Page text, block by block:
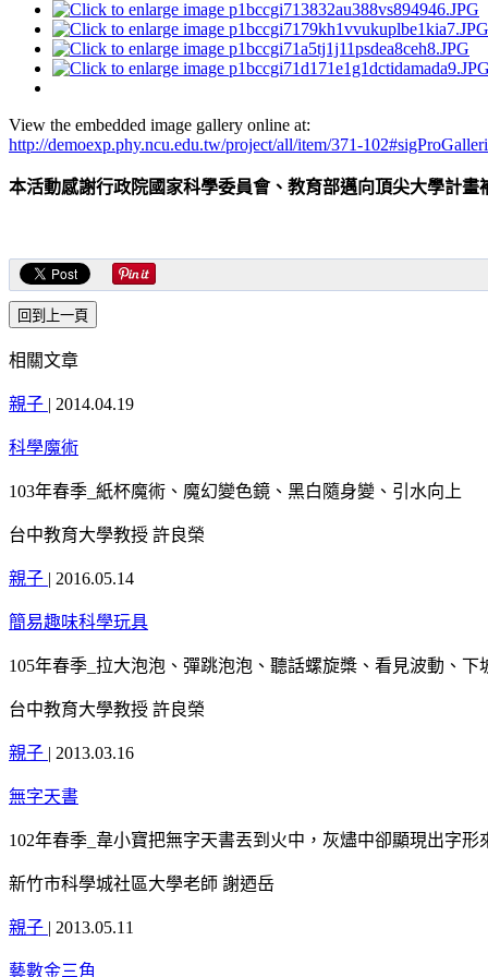
View the embedded image gallery online at:
http://demoexp.phy.ncu.edu.tw/project/all/item/371-
本活動感謝行政院國家科學委員會、教育部邁向頂尖大學計
相關文章
親子 | 2014.04.19
科學魔術
103年春季_紙杯魔術、魔幻變色鏡、黑白隨身變、引水向上
台中教育大學教授 許良榮
親子 | 2016.05.14
簡易趣味科學玩具
105年春季_拉大泡泡、彈跳泡泡、聽話螺旋槳、看見波動、下
台中教育大學教授 許良榮
親子 | 2013.03.16
無字天書
102年春季_韋小寶把無字天書丟到火中，灰燼中卻顯現出字
新竹市科學城社區大學老師 謝迺岳
親子 | 2013.05.11
藝數金三角